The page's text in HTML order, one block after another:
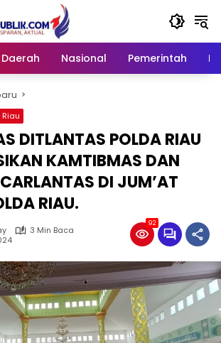
Daerah Nasional Pemerintah
Riau
DITLANTAS POLDA RIAU
KAMTIBMAS DAN
DI JUM’AT
RIAU.
3 Min Baca
92